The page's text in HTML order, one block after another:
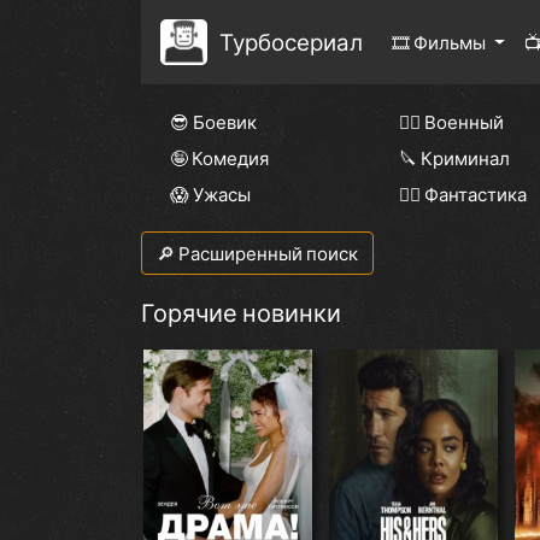
Турбосериал 🎞 Фильмы
😎 Боевик 👨‍✈️ Военный
🤪 Комедия
🔪 Криминал
😱 Ужасы
🧙‍♀️ Фантастика
🔎 Расширенный поиск
Горячие новинки